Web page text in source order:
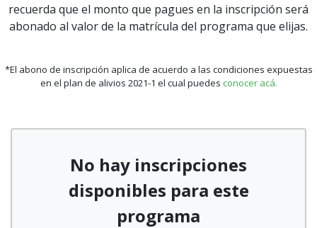
recuerda que el monto que pagues en la inscripción será
abonado al valor de la matrícula del programa que elijas.
*El abono de inscripción aplica de acuerdo a las condiciones expuestas
en el plan de alivios 2021-1 el cual puedes conocer acá.
No hay inscripciones
disponibles para este
programa